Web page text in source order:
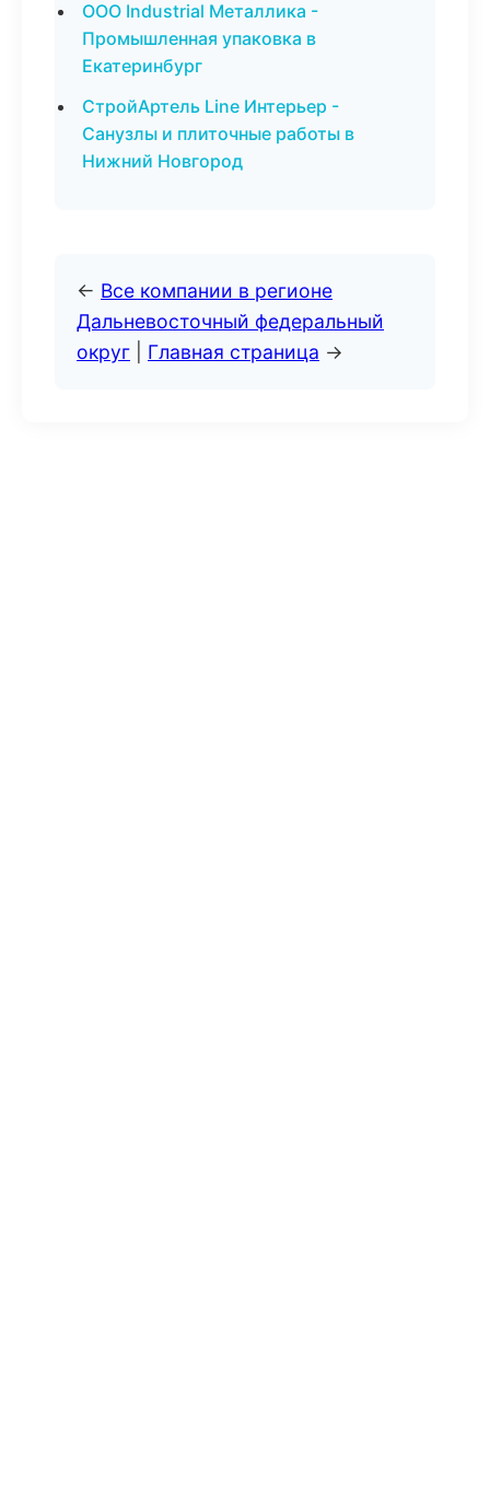
ООО Industrial Металлика -
Промышленная упаковка в
Екатеринбург
СтройАртель Line Интерьер -
Санузлы и плиточные работы в
Нижний Новгород
← Все компании в регионе
Дальневосточный федеральный
округ
Главная страница →